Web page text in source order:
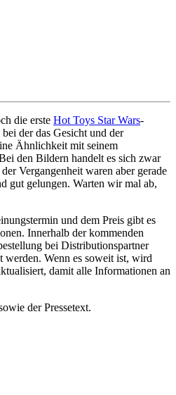
die erste Hot Toys Star Wars-
der das Gesicht und der
Ähnlichkeit mit seinem
den Bildern handelt es sich zwar
Vergangenheit waren aber gerade
gut gelungen. Warten wir mal ab,
und dem Preis gibt es
Innerhalb der kommenden
bei Distributionspartner
werden. Wenn es soweit ist, wird
damit alle Informationen an
der Pressetext.